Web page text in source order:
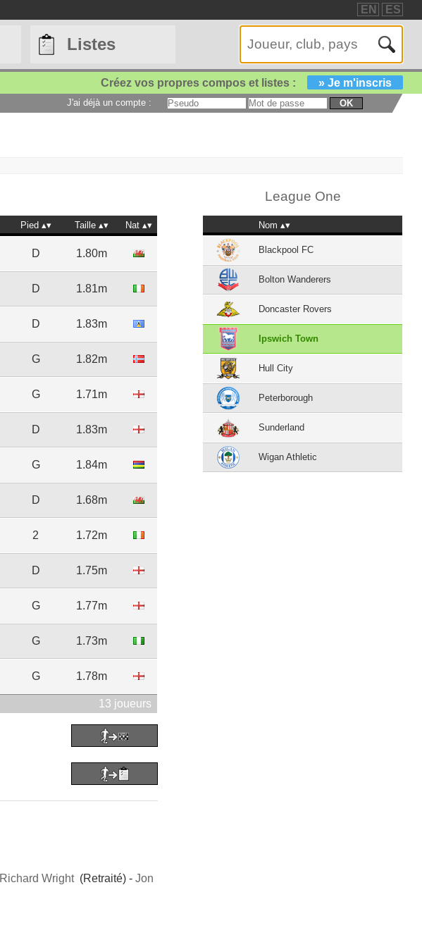
EN ES
Listes
Créez vos propres compos et listes : » Je m'inscris
J'ai déjà un compte : OK
Pied Taille Nat
D 1.80m
D 1.81m
D 1.83m
G 1.82m
G 1.71m
D 1.83m
G 1.84m
D 1.68m
2 1.72m
D 1.75m
G 1.77m
G 1.73m
G 1.78m
13 joueurs
Richard Wright(Retraité) - Jon
League One
Nom
Blackpool FC
Bolton Wanderers
Doncaster Rovers
Ipswich Town
Hull City
Peterborough
Sunderland
Wigan Athletic